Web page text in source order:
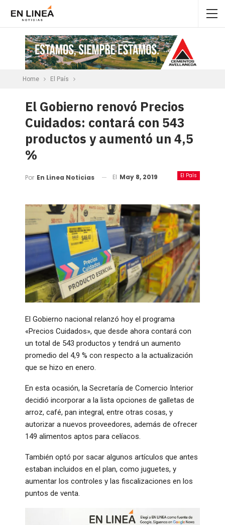
Home El País
El Gobierno renovó Precios
Cuidados: contará con 543
productos y aumentó un 4,5
%
El País
Por En Linea Noticias El May 8, 2019
El Gobierno nacional relanzó hoy el programa
«Precios Cuidados», que desde ahora contará con
un total de 543 productos y tendrá un aumento
promedio del 4,9 % con respecto a la actualización
que se hizo en enero.
En esta ocasión, la Secretaría de Comercio Interior
decidió incorporar a la lista opciones de galletas de
arroz, café, pan integral, entre otras cosas, y
autorizar a nuevos proveedores, además de ofrecer
149 alimentos aptos para celíacos.
También optó por sacar algunos artículos que antes
estaban incluidos en el plan, como juguetes, y
aumentar los controles y las fiscalizaciones en los
puntos de venta.